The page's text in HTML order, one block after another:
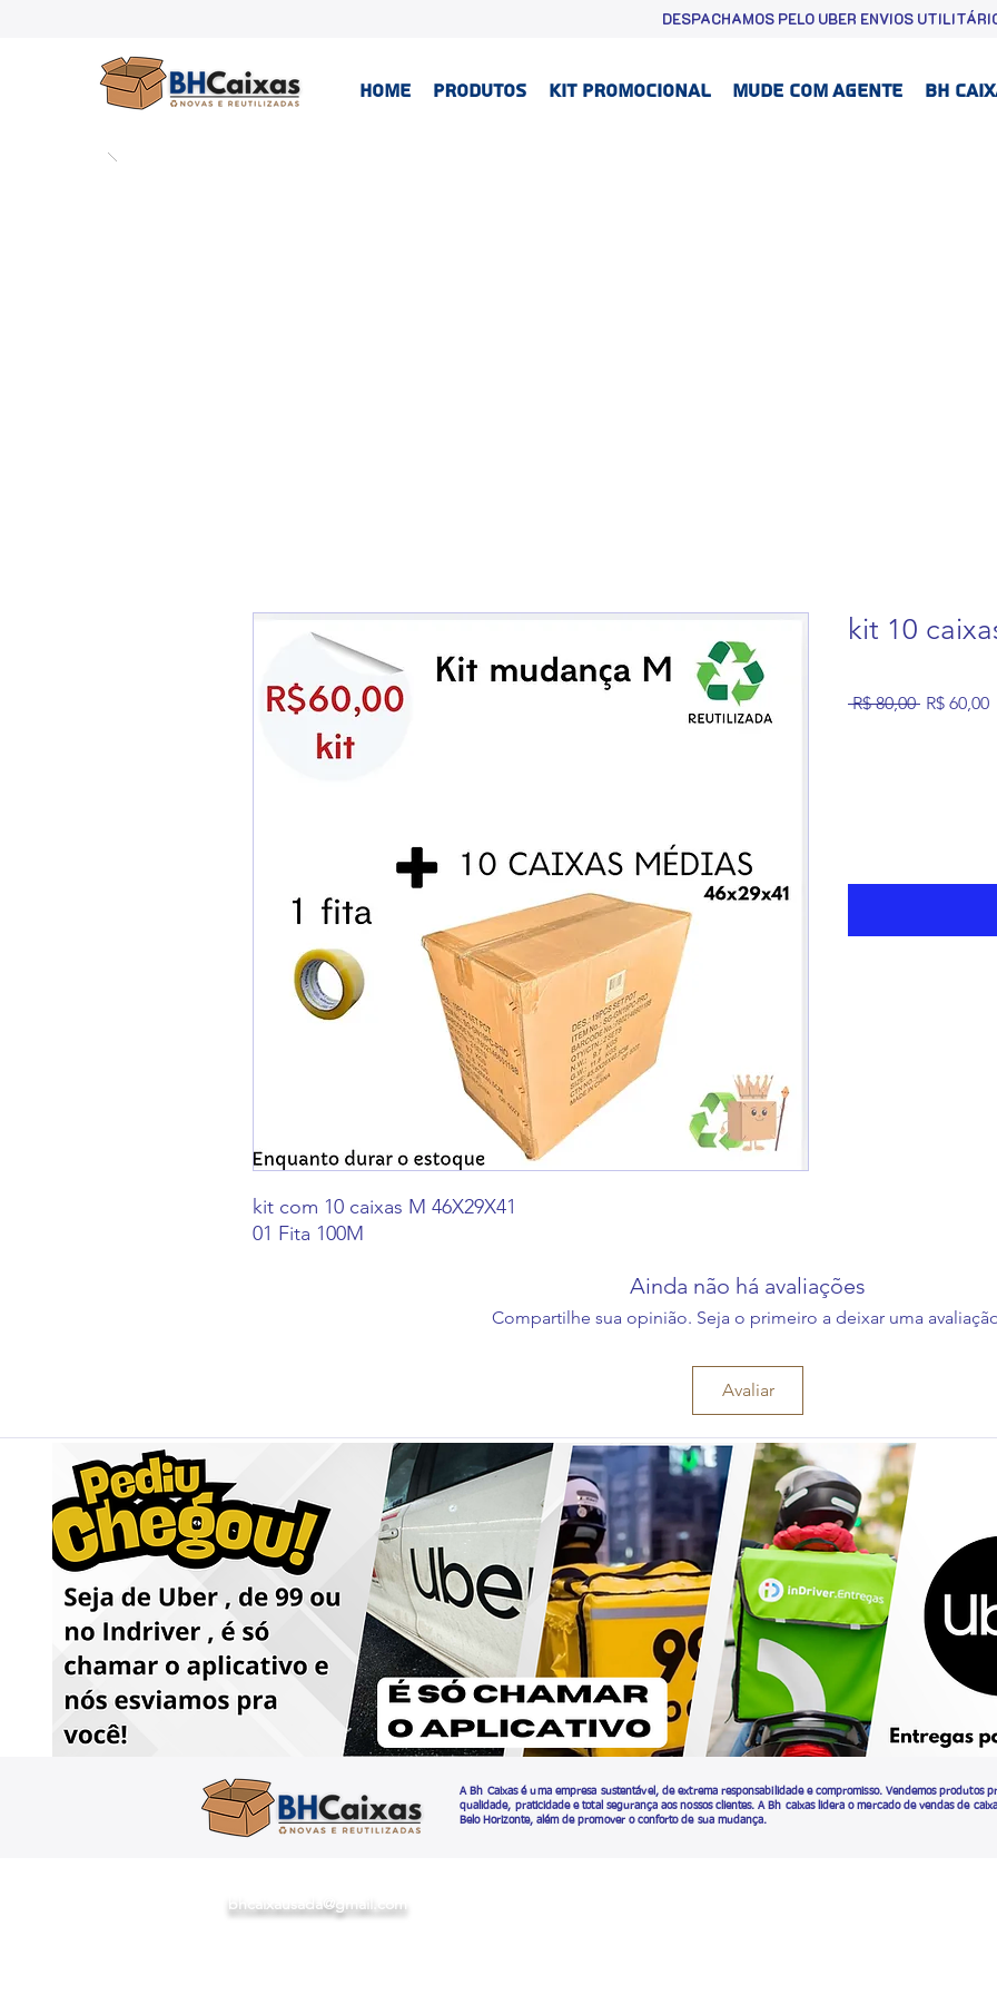
DESPACHAMOS PELO UBER ENVIOS
HOME PRODUTOS KIT PROMOCIONAL MUDE COM AGENTE BH
kit com 10 caixas M 46X29X41
01 Fita 100M
kit 10
R$ 80,00 Preço
R$ 60,00
Ainda não há avaliações
Compartilhe sua opinião. Seja o primeiro a deixar uma
Avaliar
A Bh Caixas é uma empresa sustentável, de extrema responsabilidade e compromisso. Vendemos produtos
qualidade, praticidade e total segurança aos nossos clientes. A Bh caixas lidera o mercado de vendas de
Belo Horizonte, além de promover o conforto de sua mudança.
bhcaixausada@gmail.com